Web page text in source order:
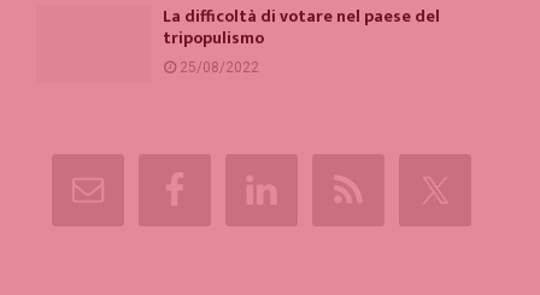
La difficoltà di votare nel paese del
tripopulismo
25/08/2022